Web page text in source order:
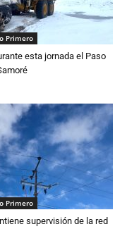
Primero
esta jornada el Paso
Primero
supervisión de la red